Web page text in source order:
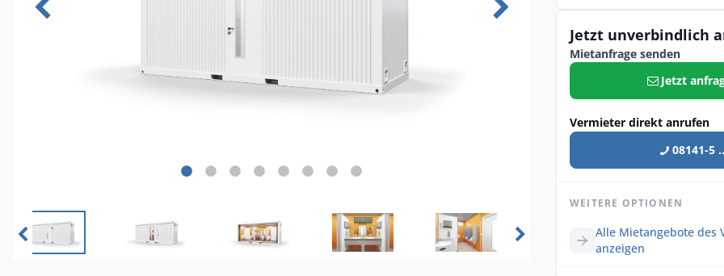
Jetzt unverbindlich
Mietanfrage senden
Jetzt
Vermieter direkt anrufen
08141-5
WEITERE OPTIONEN
Alle Mietangebote des
anzeigen